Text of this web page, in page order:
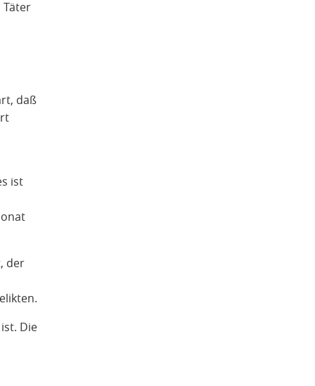
Täter
daß
ist
der
Die